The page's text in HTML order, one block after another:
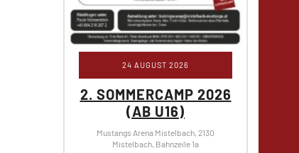
24 AUGUST 2026
2. SOMMERCAMP 2026
(AB U16)
Mustangs Arena Mistelbach, 2130
Mistelbach, Bahnzeile 1a